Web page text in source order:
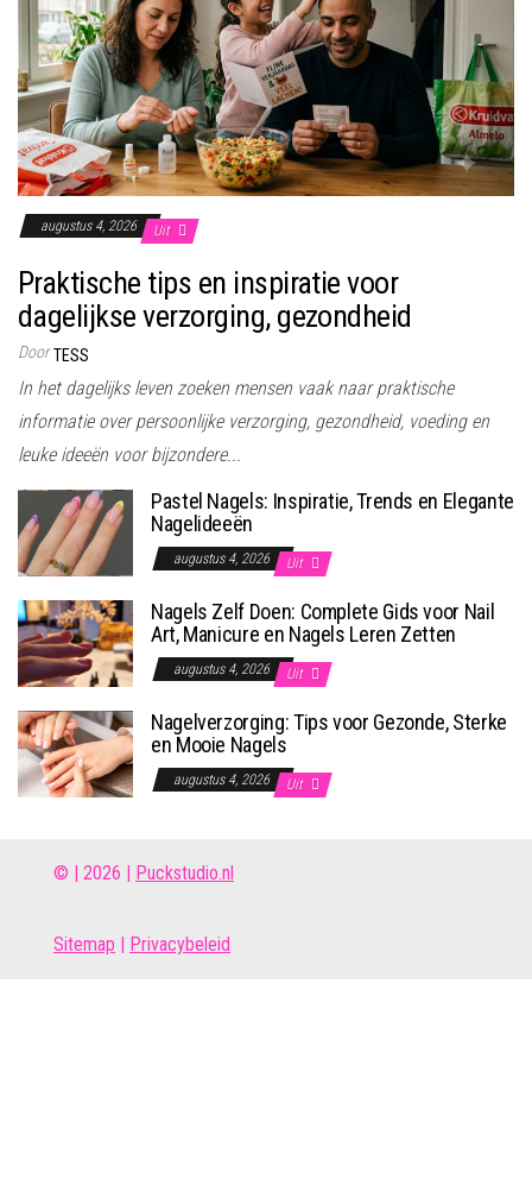
augustus 4, 2026 Uit
Praktische tips en inspiratie voor
dagelijkse verzorging, gezondheid
Door TESS
In het dagelijks leven zoeken mensen vaak naar praktische
informatie over persoonlijke verzorging, gezondheid, voeding en
leuke ideeën voor bijzondere...
Pastel Nagels: Inspiratie, Trends en Elegante
Nagelideeën
augustus 4, 2026 Uit
Nagels Zelf Doen: Complete Gids voor Nail
Art, Manicure en Nagels Leren Zetten
augustus 4, 2026 Uit
Nagelverzorging: Tips voor Gezonde, Sterke
en Mooie Nagels
augustus 4, 2026 Uit
© | 2026 | Puckstudio.nl
Sitemap | Privacybeleid